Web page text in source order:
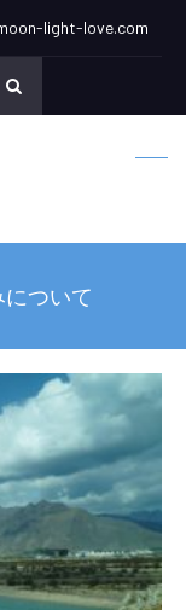
light-love.com
ついて